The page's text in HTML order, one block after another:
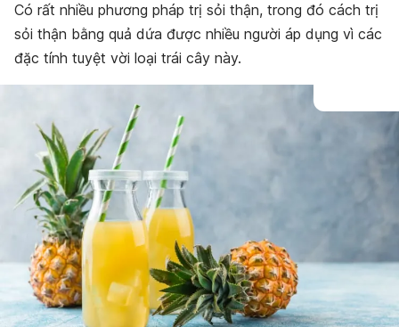
Có rất nhiều phương pháp trị sỏi thận, trong đó cách trị
sỏi thận bằng quả dứa được nhiều người áp dụng vì các
đặc tính tuyệt vời loại trái cây này.